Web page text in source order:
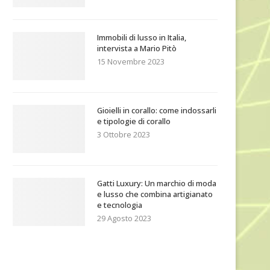
Immobili di lusso in Italia,
intervista a Mario Pitò
15 Novembre 2023
Gioielli in corallo: come indossarli
e tipologie di corallo
3 Ottobre 2023
Gatti Luxury: Un marchio di moda
e lusso che combina artigianato
e tecnologia
29 Agosto 2023